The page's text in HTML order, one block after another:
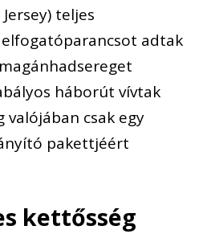
teljes
adtak
háborút vívtak
valójában csak egy
pakettjéért
kettősség